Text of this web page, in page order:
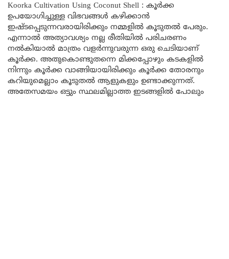
Koorka Cultivation Using Coconut Shell : കൂർക്ക
ഉപയോഗിച്ചുള്ള വിഭവങ്ങൾ കഴിക്കാൻ
ഇഷ്ടപ്പെടുന്നവരായിരിക്കും നമ്മളിൽ കൂടുതൽ പേരും.
എന്നാൽ അത്യാവശ്യം നല്ല രീതിയിൽ പരിചരണം
നൽകിയാൽ മാത്രം വളർന്നുവരുന്ന ഒരു ചെടിയാണ്
കൂർക്ക. അതുകൊണ്ടുതന്നെ മിക്കപ്പോഴും കടകളിൽ
നിന്നും കൂർക്ക വാങ്ങിയായിരിക്കും കൂർക്ക തോരനും
കറിയുമെല്ലാം കൂടുതൽ ആളുകളും ഉണ്ടാക്കുന്നത്.
അതേസമയം ഒട്ടും സ്ഥലമില്ലാത്ത ഇടങ്ങളിൽ പോലും